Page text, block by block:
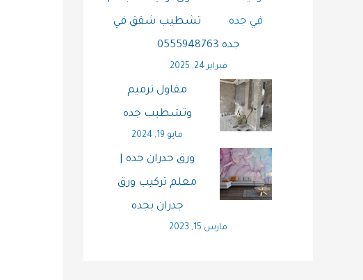
تشطيب شقق في
جده 0555948763
فبراير 24, 2025
مقاول ترميم
وتشطيب جده
مايو 19, 2024
ورق جدران جده |
معلم تركيب ورق
جدران بجده
مارس 15, 2023